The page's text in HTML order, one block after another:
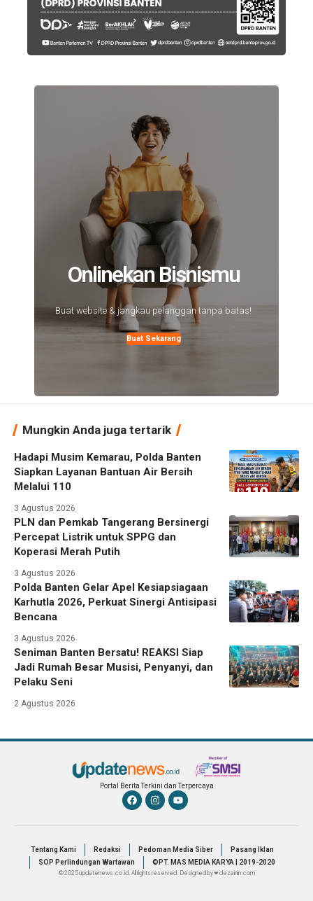
Onlinekan Bisnismu
Buat website & jangkau pelanggan tanpa batas!
Buat Sekarang
Mungkin Anda juga tertarik
Hadapi Musim Kemarau, Polda Banten
Siapkan Layanan Bantuan Air Bersih
Melalui 110
3 Agustus 2026
PLN dan Pemkab Tangerang Bersinergi
Percepat Listrik untuk SPPG dan
Koperasi Merah Putih
3 Agustus 2026
Polda Banten Gelar Apel Kesiapsiagaan
Karhutla 2026, Perkuat Sinergi Antisipasi
Bencana
3 Agustus 2026
Seniman Banten Bersatu! REAKSI Siap
Jadi Rumah Besar Musisi, Penyanyi, dan
Pelaku Seni
2 Agustus 2026
Portal Berita Terkini dan Terpercaya
Tentang Kami Redaksi Pedoman Media Siber
Pasang Iklan
SOP Perlindungan Wartawan
©PT. MAS MEDIA KARYA | 2019-2020
© 2025 updatenews.co.id. All rights reserved. Designed by ❤ dezainin.com